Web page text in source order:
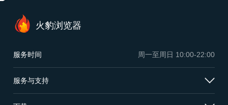
服务时间 周一至周日 10:00-22:00
火豹浏览器
服务与支持